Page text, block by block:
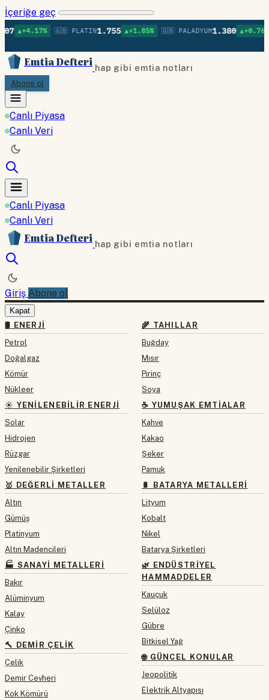
İçeriğe geç
🇬🇧 PLATIN1.755 ▲+1.85% 🇬🇧 PALADYUM 1.380 ▲+0.76% 🇬🇧
Emtia Defteri hap gibi emtia notları
Abone ol
Canlı Piyasa
Canlı Veri
Canlı Piyasa
Canlı Veri
Emtia Defteri hap gibi emtia notları
Giriş Abone ol
Kapat
🛢 ENERJI
Petrol
Doğalgaz
Kömür
Nükleer
☀️ YENILENEBILIR ENERJI
Solar
Hidrojen
Rüzgar
Yenilenebilir Şirketleri
🥇 DEĞERLI METALLER
Altın
Gümüş
Platinyum
Altın Madencileri
🏭 SANAYI METALLERI
Bakır
Alüminyum
Kalay
Çinko
🔨 DEMIR ÇELIK
Çelik
Demir Cevheri
Kok Kömürü
🌾 TAHILLAR
Buğday
Mısır
Pirinç
Soya
☕ YUMUŞAK EMTIALAR
Kahve
Kakao
Şeker
Pamuk
🔋 BATARYA METALLERI
Lityum
Kobalt
Nikel
Batarya Şirketleri
🌿 ENDÜSTRIYEL
HAMMADDELER
Kauçuk
Selüloz
Gübre
Bitkisel Yağ
🌐 GÜNCEL KONULAR
Jeopolitik
Elektrik Altyapısı